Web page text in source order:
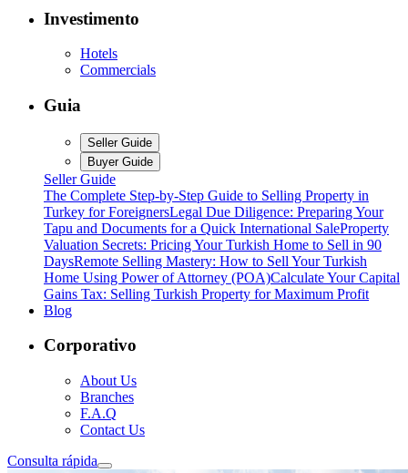
Investimento
Hotels
Commercials
Guia
Seller Guide
Buyer Guide
Seller Guide
The Complete Step-by-Step Guide to Selling Property in
Turkey for ForeignersLegal Due Diligence: Preparing Your
Tapu and Documents for a Quick International SaleProperty
Valuation Secrets: Pricing Your Turkish Home to Sell in 90
DaysRemote Selling Mastery: How to Sell Your Turkish
Home Using Power of Attorney (POA)Calculate Your Capital
Gains Tax: Selling Turkish Property for Maximum Profit
Blog
Corporativo
About Us
Branches
F.A.Q
Contact Us
Consulta rápida